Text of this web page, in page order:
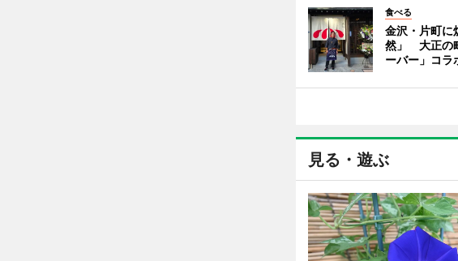
食べる
金沢・片町に
然」 大正の
ーバー」コラ
見る・遊ぶ